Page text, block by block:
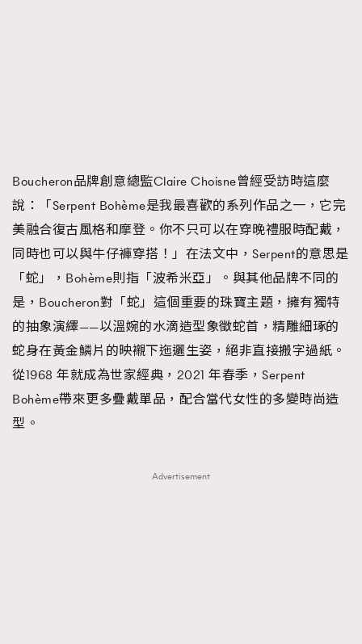
Boucheron品牌創意總監Claire Choisne曾經受訪時這麼
說：「Serpent Bohème是我最喜歡的系列作品之一，它完
美融合復古風格和摩登。你不只可以在穿晚禮服時配戴，
同時也可以與牛仔褲穿搭！」在法文中，Serpent的意思是
「蛇」，Bohème則指「波希米亞」。與其他品牌不同的
是，Boucheron對「蛇」這個重要的珠寶主題，擁有獨特
的抽象演繹——以溫婉的水滴造型象徵蛇首，精雕細琢的
蛇身在黃金鱗片的映襯下迤邐生姿，絕非直接搬字過紙。
從1968 年就成為世家經典，2021 年春季，Serpent
Bohème帶來更多疊戴單品，配合當代女性的多變時尚造
型。
Advertisement